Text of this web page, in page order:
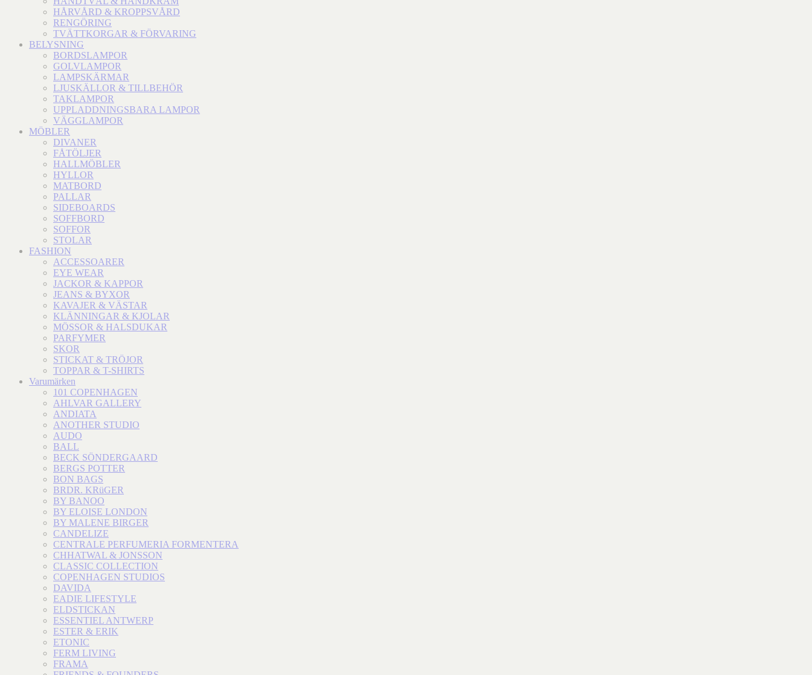
HÅRVÅRD & KROPPSVÅRD
RENGÖRING
TVÄTTKORGAR & FÖRVARING
BELYSNING
BORDSLAMPOR
GOLVLAMPOR
LAMPSKÄRMAR
LJUSKÄLLOR & TILLBEHÖR
TAKLAMPOR
UPPLADDNINGSBARA LAMPOR
VÄGGLAMPOR
MÖBLER
DIVANER
FÅTÖLJER
HALLMÖBLER
HYLLOR
MATBORD
PALLAR
SIDEBOARDS
SOFFBORD
SOFFOR
STOLAR
FASHION
ACCESSOARER
EYE WEAR
JACKOR & KAPPOR
JEANS & BYXOR
KAVAJER & VÄSTAR
KLÄNNINGAR & KJOLAR
MÖSSOR & HALSDUKAR
PARFYMER
SKOR
STICKAT & TRÖJOR
TOPPAR & T-SHIRTS
Varumärken
101 COPENHAGEN
AHLVAR GALLERY
ANDIATA
ANOTHER STUDIO
AUDO
BALL
BECK SÖNDERGAARD
BERGS POTTER
BON BAGS
BRDR. KRüGER
BY BANOO
BY ELOISE LONDON
BY MALENE BIRGER
CANDELIZE
CENTRALE PERFUMERIA FORMENTERA
CHHATWAL & JONSSON
CLASSIC COLLECTION
COPENHAGEN STUDIOS
DAVIDA
EADIE LIFESTYLE
ELDSTICKAN
ESSENTIEL ANTWERP
ESTER & ERIK
ETONIC
FERM LIVING
FRAMA